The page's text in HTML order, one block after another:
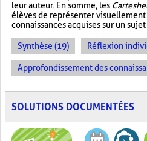
leur auteur. En somme, les Cartes
élèves de représenter
connaissances acquises sur un
Synthèse (19) Réflexion
Approfondissement des
SOLUTIONS DOCUMENTÉES